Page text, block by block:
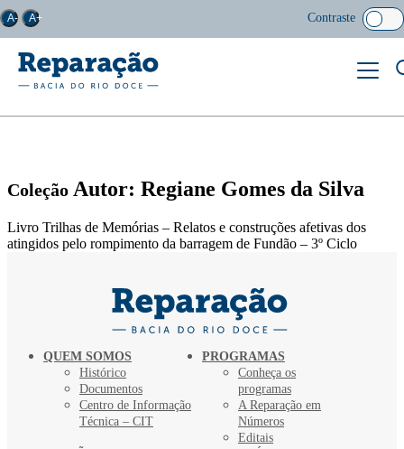
A- A+ Contraste
Coleção Autor: Regiane Gomes da Silva
Livro Trilhas de Memórias – Relatos e construções afetivas dos
atingidos pelo rompimento da barragem de Fundão – 3º Ciclo
QUEM SOMOS
Histórico
Documentos
Centro de Informação
Técnica – CIT
PROGRAMAS
Conheça os
programas
A Reparação em
Números
Editais